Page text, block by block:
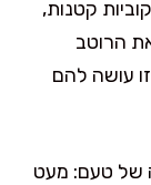
קטנות,
הרוטב
עושה להם
של טעם: מעט